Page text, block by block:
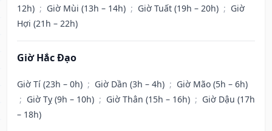
12h) ; Giờ Mùi (13h – 14h) ; Giờ Tuất (19h – 20h) ; Giờ
Hợi (21h – 22h)
Giờ Hắc Đạo
Giờ Tí (23h – 0h) ; Giờ Dần (3h – 4h) ; Giờ Mão (5h – 6h)
; Giờ Tỵ (9h – 10h) ; Giờ Thân (15h – 16h) ; Giờ Dậu (17h
– 18h)